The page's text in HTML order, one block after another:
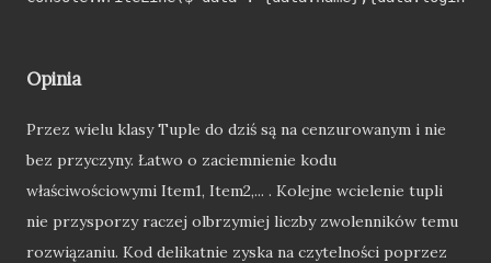
Opinia
Przez wielu klasy Tuple do dziś są na cenzurowanym i nie
bez przyczyny. Łatwo o zaciemnienie kodu
właściwościowymi Item1, Item2,... . Kolejne wcielenie tupli
nie przysporzy raczej olbrzymiej liczby zwolenników temu
rozwiązaniu. Kod delikatnie zyska na czytelności poprzez